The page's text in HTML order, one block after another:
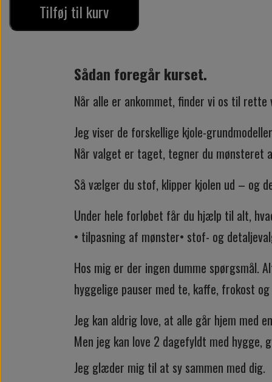
Tilføj til kurv
Sådan foregår kurset.
Når alle er ankommet, finder vi os til
Jeg viser de forskellige kjole-
Når valget er taget, tegner du mønsteret
Så vælger du stof, klipper kjolen ud – og
Under hele forløbet får du hjælp til alt,
• tilpasning af mønster• stof- og
Hos mig er der ingen dumme
hyggelige pauser med te, kaffe, frokost
Jeg kan aldrig love, at alle går hjem med
Men jeg kan love 2 dagefyldt med
Jeg glæder mig til at sy sammen med dig.